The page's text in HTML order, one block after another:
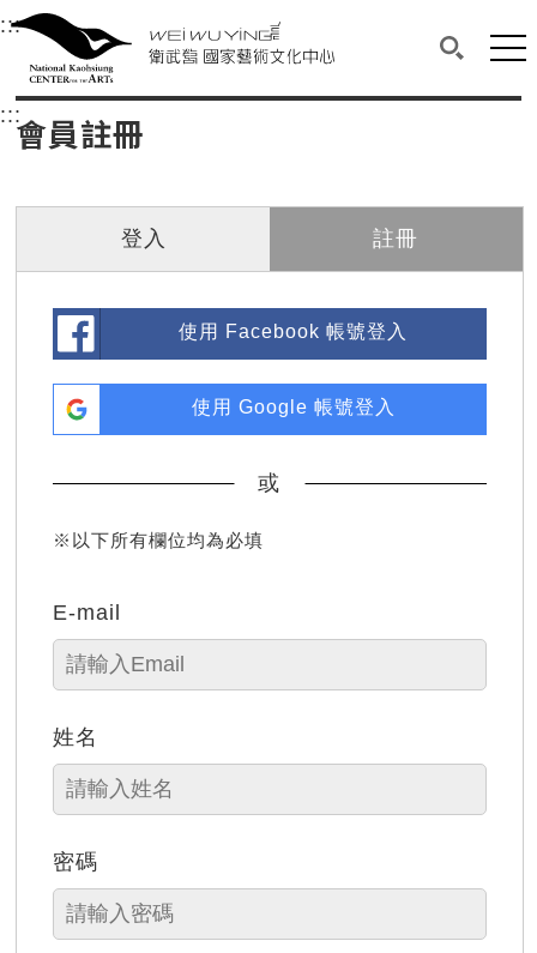
衛武營國家藝術文化中心
中央內容區塊，為本頁主要內容區。
:::選單連結區塊，此區塊列有本網站主要連結。
衛武營國家藝術文化中心
搜尋(開
網
::: 中央內容區塊，為本頁主要內容區。
會員註冊
登入 註冊
使用 Facebook 帳號登入
使用 Google 帳號登入
或
※以下所有欄位均為必填
E-mail
姓名
密碼